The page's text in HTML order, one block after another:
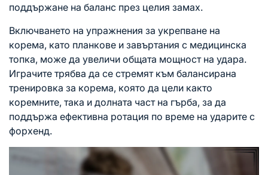
поддържане на баланс през целия замах.
Включването на упражнения за укрепване на
корема, като планкове и завъртания с медицинска
топка, може да увеличи общата мощност на удара.
Играчите трябва да се стремят към балансирана
тренировка за корема, която да цели както
коремните, така и долната част на гърба, за да
поддържа ефективна ротация по време на ударите с
форхенд.